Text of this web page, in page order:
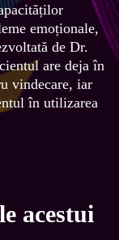
emoționale,
de Dr.
are deja în
vindecare, iar
în utilizarea
acestui